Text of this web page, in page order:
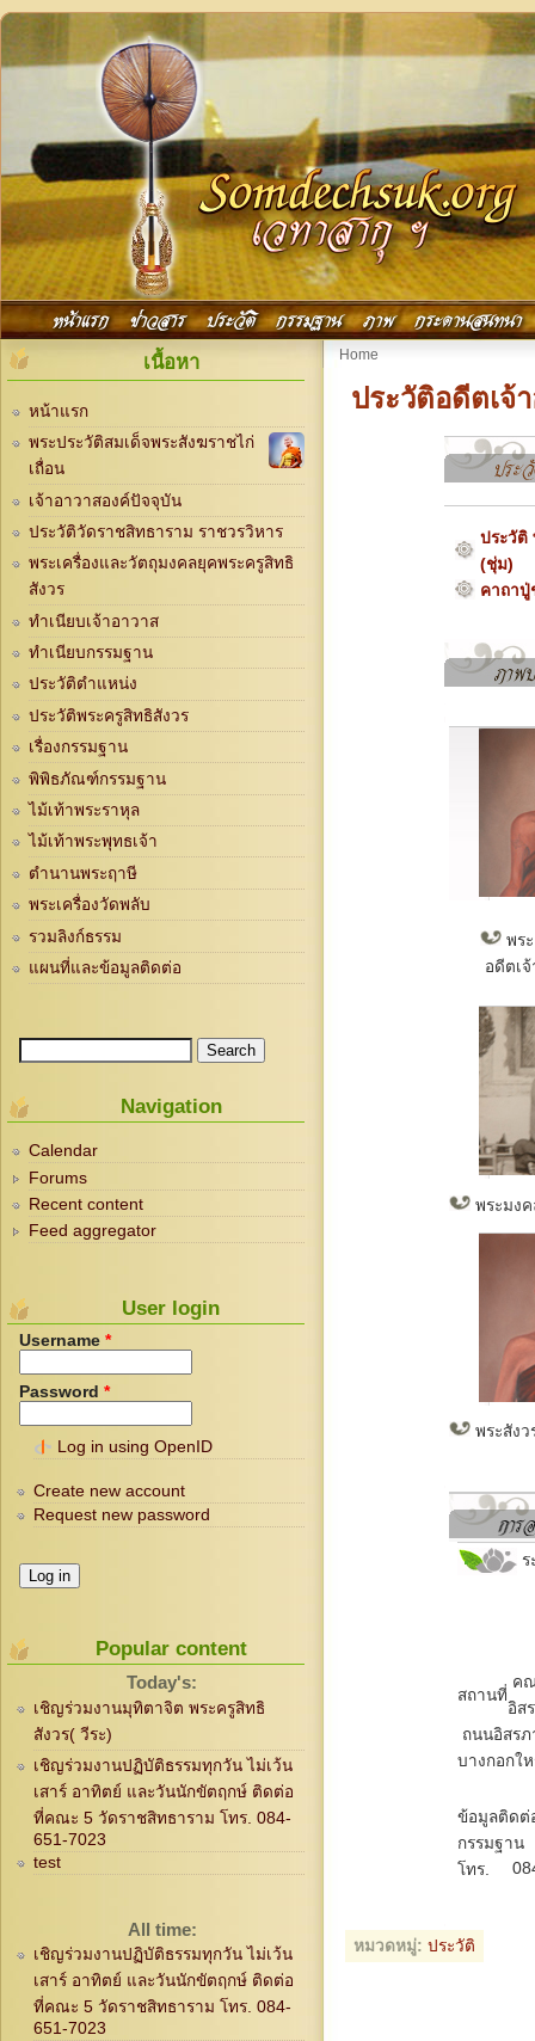
Skip to main content
Main menu
หน้าแรก ข่าวสาร ประวัติ กรรมฐาน ภาพ กระดานสนทนา
เนื้อหา
หน้าแรก
พระประวัติสมเด็จพระสังฆราชไก่
เถื่อน
เจ้าอาวาสองค์ปัจจุบัน
ประวัติวัดราชสิทธาราม ราชวรวิหาร
พระเครื่องและวัตถุมงคลยุคพระครูสิทธิ
สังวร
ทำเนียบเจ้าอาวาส
ทำเนียบกรรมฐาน
ประวัติตำแหน่ง
ประวัติพระครูสิทธิสังวร
เรื่องกรรมฐาน
พิพิธภัณฑ์กรรมฐาน
ไม้เท้าพระราหุล
ไม้เท้าพระพุทธเจ้า
ตำนานพระฤาษี
พระเครื่องวัดพลับ
รวมลิงก์ธรรม
แผนที่และข้อมูลติดต่อ
Navigation
Calendar
Forums
Recent content
Feed aggregator
User login
Username *
Password *
Log in using OpenID
Create new account
Request new password
Popular content
Today's:
เชิญร่วมงานมุทิตาจิต พระครูสิทธิ
สังวร( วีระ)
เชิญร่วมงานปฏิบัติธรรมทุกวัน ไม่เว้น
เสาร์ อาทิตย์ และวันนักขัตฤกษ์ ติดต่อ
ที่คณะ 5 วัดราชสิทธาราม โทร. 084-
651-7023
test
All time:
เชิญร่วมงานปฏิบัติธรรมทุกวัน ไม่เว้น
เสาร์ อาทิตย์ และวันนักขัตฤกษ์ ติดต่อ
ที่คณะ 5 วัดราชสิทธาราม โทร. 084-
651-7023
You are here
Home
ประวัติอดีตเจ้
ประวัติ
(ชุ่ม)
คาถาปู่
พร
อดีตเ
พระมงค
พระสังว
ร
สถานที่
ค
อิส
ถนนอิสร
บางกอกใ
ข้อมูลติดต่
กรรมฐาน
โทร.
หมวดหมู่: ประวัติ